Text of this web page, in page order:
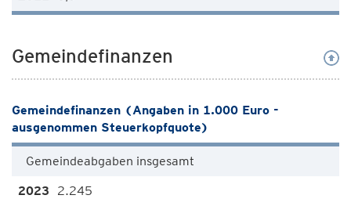
Gemeindefinanzen
Gemeindefinanzen (Angaben in 1.000 Euro -
ausgenommen Steuerkopfquote)
Gemeindeabgaben insgesamt
2.245